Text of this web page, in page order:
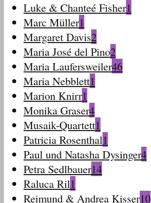
Luke & Chanteé Fisher1
Marc Müller1
Margaret Davis2
Maria José del Pino2
Maria Laufersweiler46
Maria Nebblett1
Marion Knirr1
Monika Graser4
Musaik-Quartett1
Patricia Rosenthal1
Paul und Natasha Dysinger4
Petra Sedlbauer14
Raluca Ril1
Reimund & Andrea Kisser10